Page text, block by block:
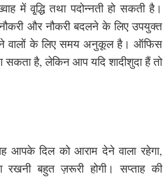
में वृ्द्धि तथा पदोन्नती हो सकती है।
और नौकरी बदलने के लिए उपयुक्त
वालों के लिए समय अनुकूल है। ऑफिस
है, लेकिन आप यदि शादीशुदा हैं तो
आपके दिल को आराम देने वाला रहेगा,
रखनी बहुत ज़रूरी होगी। सप्ताह की